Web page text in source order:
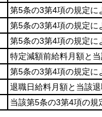
第5条の3第4項の規定に
第5条の3第4項の規定に
第5条の3第4項の規定に
特定減額前給料月額と
第5条の3第4項の規定に
退職日給料月額と当該
当該第5条の3第4項の規